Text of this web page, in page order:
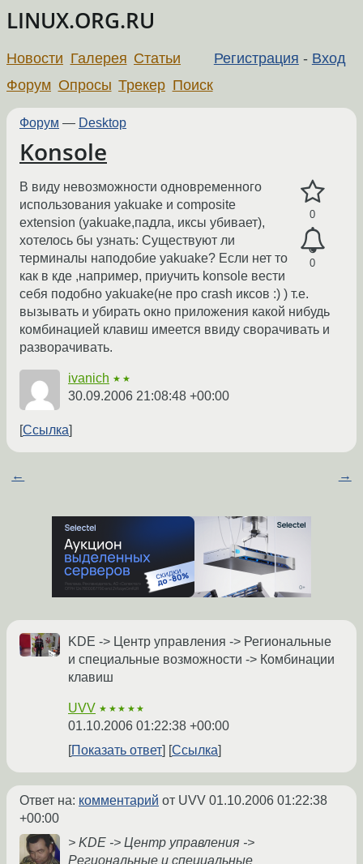
LINUX.ORG.RU
Регистрация - Вход
Новости Галерея Статьи
Форум Опросы Трекер Поиск
Форум — Desktop
Konsole
0
0
В виду невозможности одновременного
использования yakuake и composite
extension (yakuake,падла, иксы убивает),
хотелось бы узнать: Существуют ли
терминалы наподобие yakuake? Если нет то
как в кде ,например, приучить konsole вести
себя подобно yakuake(не про crash иксов :) ) т.е.
вызывать и убирать окно приложения какой нибудь
комбинацией клавиш имеется ввиду сворачивать и
разворачивать.
ivanich ★★
30.09.2006 21:08:48 +00:00
Ссылка
← →
KDE -> Центр управления -> Региональные
и специальные возможности -> Комбинации
клавиш
UVV ★★★★★
01.10.2006 01:22:38 +00:00
Показать ответ
Ссылка
Ответ на: комментарий от UVV 01.10.2006 01:22:38
+00:00
> KDE -> Центр управления ->
Региональные и специальные